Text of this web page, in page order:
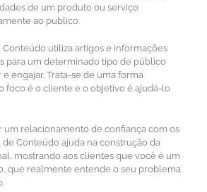
de um produto ou serviço
ao publico.
Conteúdo utiliza artigos e informações
para um determinado tipo de público
engajar. Trata-se de uma forma
foco é o cliente e o objetivo é ajudá-lo
relacionamento de confiança com os
Conteúdo ajuda na construção da
mostrando aos clientes que você é um
que realmente entende o seu problema